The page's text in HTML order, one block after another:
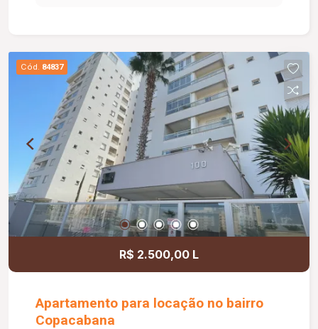
playground, academia, salão de festas, piscina e
quadra esportiva.
Cód. 84837
R$ 2.500,00 L
Apartamento para locação no bairro
Copacabana